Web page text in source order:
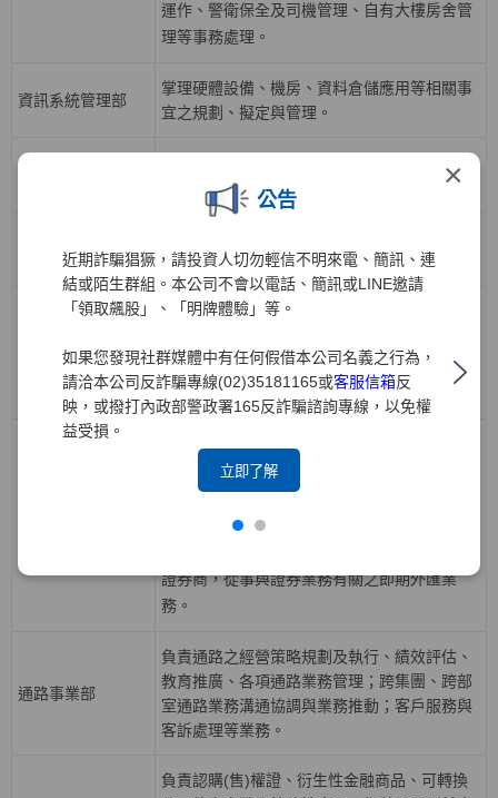
×
公告
近期詐騙猖獗，請投資人切勿輕信不明來電、簡訊、連
結或陌生群組。本公司不會以電話、簡訊或LINE邀請
「領取飆股」、「明牌體驗」等。
如果您發現社群媒體中有任何假借本公司名義之行為，
請洽本公司反詐騙專線(02)35181165或客服信箱反
映，或撥打內政部警政署165反詐騙諮詢專線，以免權
益受損。
立即了解
運作、警衛保全及司機管理、自有大樓房舍管
理等事務處理。
資訊系統管理部
掌理硬體設備、機房、資料倉儲應用等相關事
宜之規劃、擬定與管理。
系統之規劃、分析與執行等相關事宜。
資訊系統開發二部
劃、分析與執行等相關事宜。
人力資源部
負責公司人力資源策略，有關組織發展、召募
利、勞資關係等政策規劃與推動，各項人力資
源業務執行與管理。
負責債券、票券、受益證券及資產基礎證券之
買賣斷、附買回、附賣回交易；規劃債券、受
益性商品之發行，從事利率、債券、信用與資
證券商，從事與證券業務有關之即期外匯業
務。
通路事業部
負責通路之經營策略規劃及執行、績效評估、
教育推廣、各項通路業務管理；跨集團、跨部
室通路業務溝通協調與業務推動；客戶服務與
客訴處理等業務。
負責認購(售)權證、衍生性金融商品、可轉換